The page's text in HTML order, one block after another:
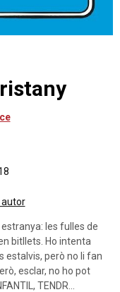
les fulles de
bitllets. Ho intenta
estalvis, però no li fan
esclar, no ho pot
TENDR...